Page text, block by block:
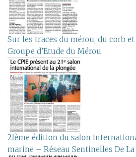
Sur les traces du mérou, du corb
Groupe d’Etude du Mérou
21ème édition du salon
marine – Réseau Sentinelles De